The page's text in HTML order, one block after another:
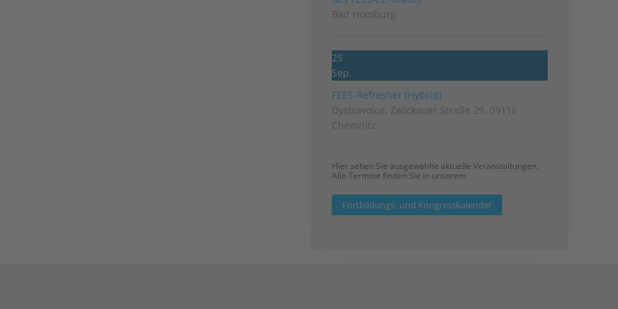
Bad Homburg
25
Sep.
FEES-Refresher (Hybrid)
Dystravoice, Zwickauer Straße 29, 09116
Chemnitz
Hier sehen Sie ausgewählte aktuelle Veranstaltungen.
Alle Termine finden Sie in unserem
Fortbildungs- und Kongresskalender